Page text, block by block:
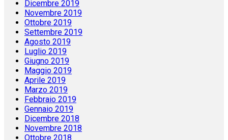
Dicembre 2019
Novembre 2019
Ottobre 2019
Settembre 2019
Agosto 2019
Luglio 2019
Giugno 2019
Maggio 2019
Aprile 2019
Marzo 2019
Febbraio 2019
Gennaio 2019
Dicembre 2018
Novembre 2018
Ottobre 2018